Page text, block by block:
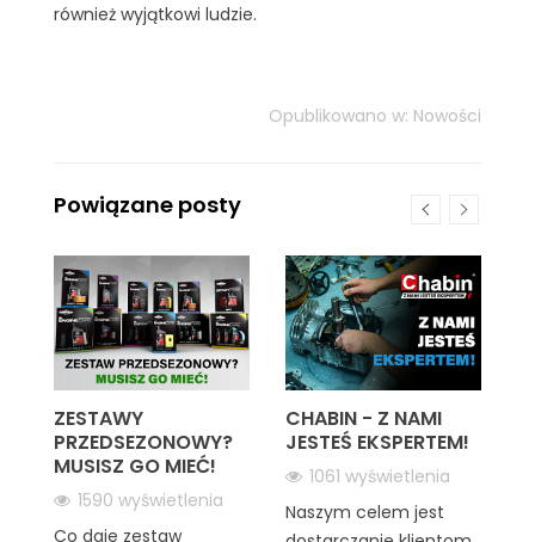
również wyjątkowi ludzie.
Opublikowano w: Nowości
Powiązane posty
ZESTAWY
PRZEDSEZONOWY?
MUSISZ GO MIEĆ!
1590 wyświetlenia
Co daje zestaw
CHABIN - Z NAMI
JESTEŚ EKSPERTEM!
1061 wyświetlenia
Naszym celem jest